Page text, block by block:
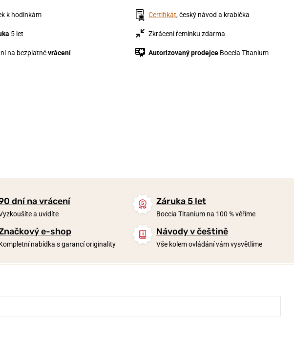
k hodinkám Certifikát, český návod a krabička
5 let Zkrácení řemínku zdarma
na bezplatnévrácení Autorizovaný prodejce Boccia Titanium
dní na vrácení
a uvidíte
Záruka 5 let
Boccia Titanium na 100 % věříme
e-shop
nabídka s garancí originality
Návody v češtině
Vše kolem ovládání vám vysvětlíme